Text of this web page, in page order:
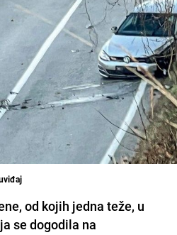
od kojih jedna teže, u
se dogodila na